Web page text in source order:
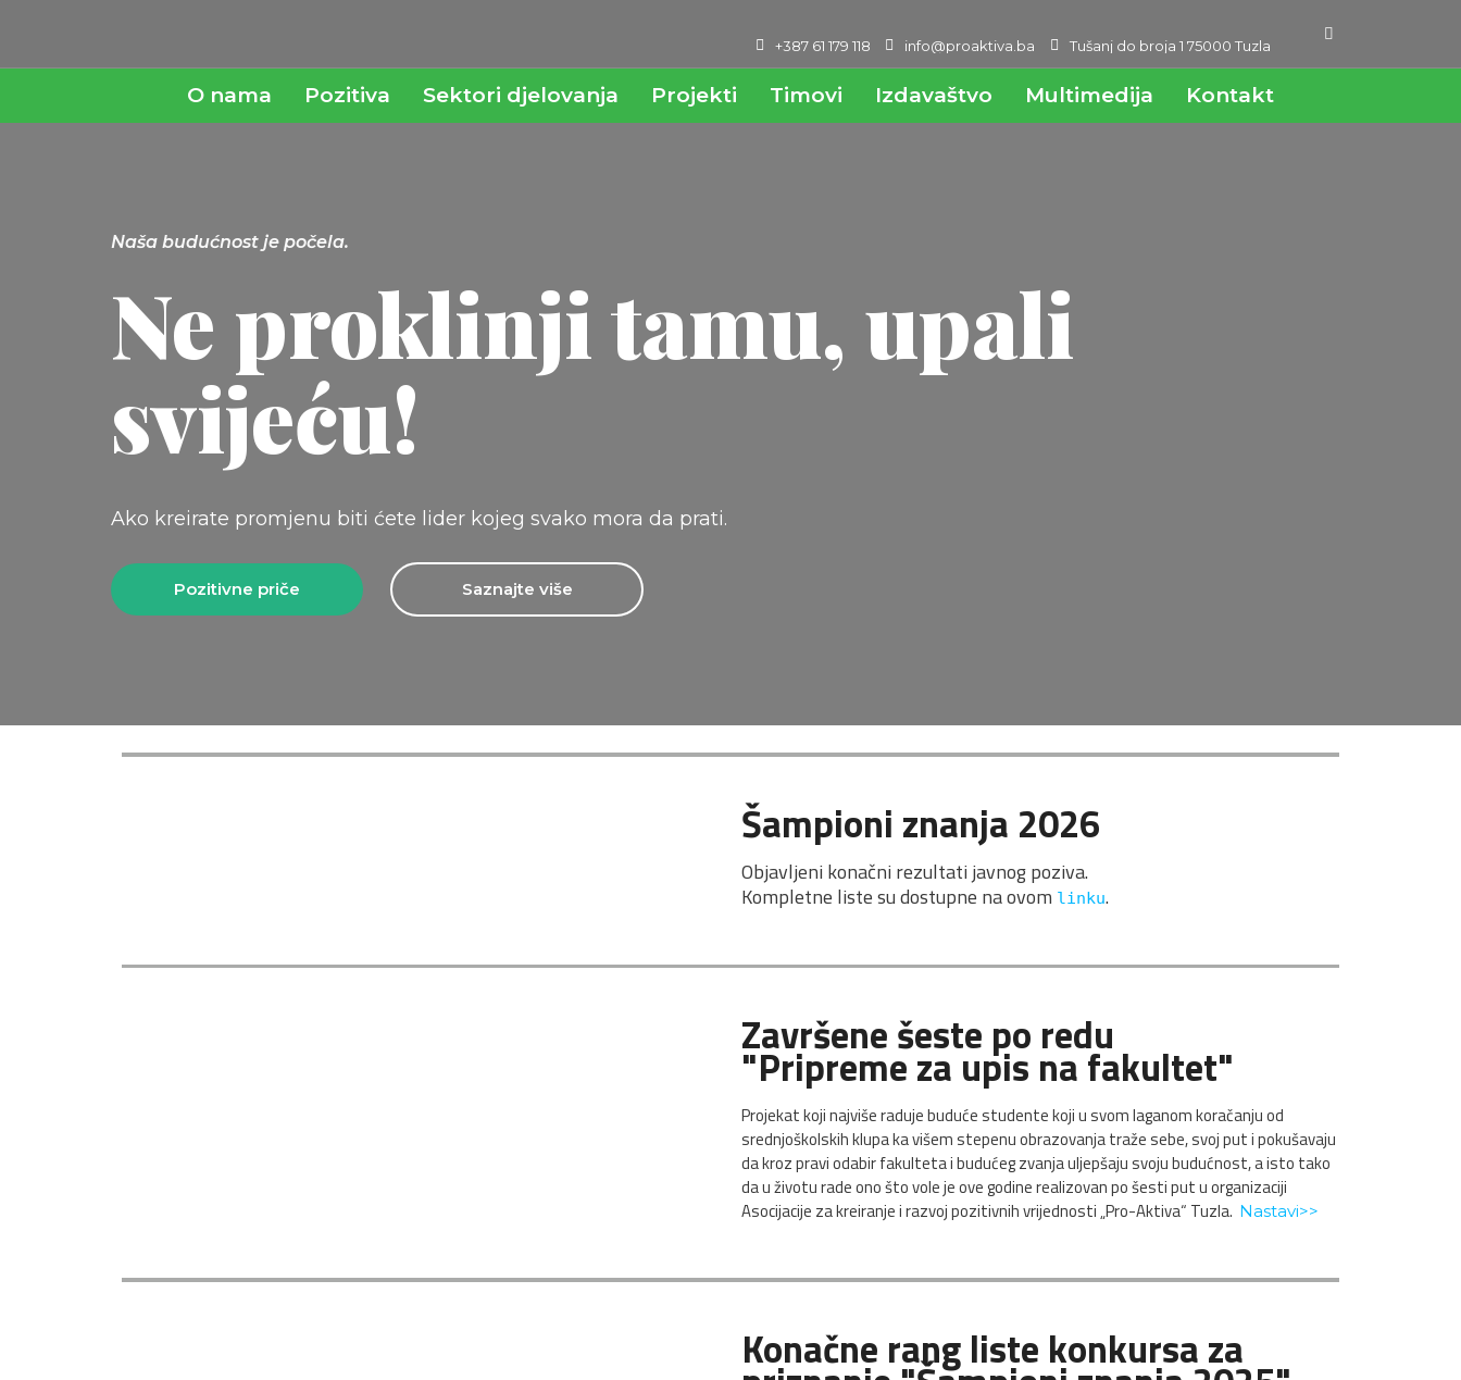
+387 61 179 118 info@proaktiva.ba Tušanj do broja 1 75000 Tuzla
O nama Pozitiva Sektori djelovanja Projekti Timovi Izdavaštvo Multimedija Kontakt
Naša budućnost je počela.
Ne proklinji tamu, upali
svijeću!
Ako kreirate promjenu biti ćete lider kojeg svako mora da prati.
Pozitivne priče Saznajte više
Šampioni znanja 2026
Objavljeni konačni rezultati javnog poziva.
Kompletne liste su dostupne na ovom linku.
Završene šeste po redu
"Pripreme za upis na fakultet"
Projekat koji najviše raduje buduće studente koji u svom laganom koračanju od
srednjoškolskih klupa ka višem stepenu obrazovanja traže sebe, svoj put i pokušavaju
da kroz pravi odabir fakulteta i budućeg zvanja uljepšaju svoju budućnost, a isto tako
da u životu rade ono što vole je ove godine realizovan po šesti put u organizaciji
Asocijacije za kreiranje i razvoj pozitivnih vrijednosti „Pro-Aktiva“ Tuzla. Nastavi>>
Konačne rang liste konkursa za